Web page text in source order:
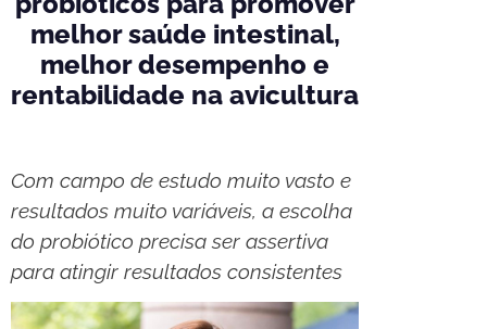
melhor saúde intestinal,
melhor desempenho e
rentabilidade na avicultura
Com campo de estudo muito vasto e
resultados muito variáveis, a escolha
do probiótico precisa ser assertiva
para atingir resultados consistentes